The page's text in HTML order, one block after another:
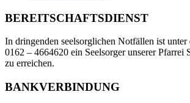
BEREITSCHAFTSDIENST
In dringenden seelsorglichen Notfällen ist
0162 – 4664620 ein Seelsorger unserer Pfarrei
zu erreichen.
BANKVERBINDUNG